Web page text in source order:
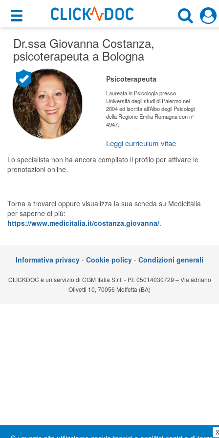
×
Motore di ricerca
×
Cerca uno specialista
Psicoterapeuta
Bologna (BO)
Cosa possiamo offrirti
Per i pazienti
Prenota una visita
Ricerca specialisti
Consulti online
Per gli specialisti
Planner e rubrica in cloud
Dr.ssa Giovanna Costanza,
psicoterapeuta a Bologna
Psicoterapeuta
Laureata in Psicologia presso
Università degli studi di Palermo nel
2004 ed iscritta all'Albo degli Psicologi
della Regione Emilia Romagna con n°
4947..
Leggi curriculum vitae
Lo specialista non ha ancora compilato il profilo per attivare le
prenotazioni online.
Torna a trovarci oppure visualizza la sua scheda su Medicitalia
per saperne di più:
https://www.medicitalia.it/costanza.giovanna/.
X
Informativa privacy - Cookie policy - Condizioni generali
CLICKDOC è un servizio di CGM Italia S.r.l. - P.I. 05014030729 – Via adriano
Olivetti 10, 70056 Molfetta (BA)